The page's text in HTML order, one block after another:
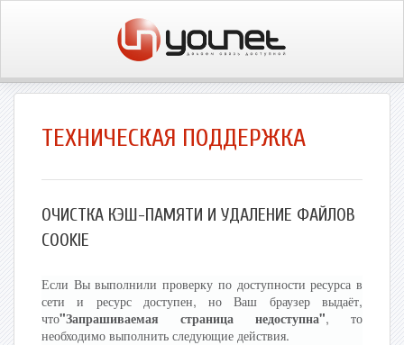
ТЕХНИЧЕСКАЯ ПОДДЕРЖКА
ОЧИСТКА КЭШ-ПАМЯТИ И УДАЛЕНИЕ ФАЙЛОВ
COOKIE
Если Вы выполнили проверку по доступности ресурса в
сети и ресурс доступен, но Ваш браузер выдаёт,
что"Запрашиваемая страница недоступна", то
необходимо выполнить следующие действия.